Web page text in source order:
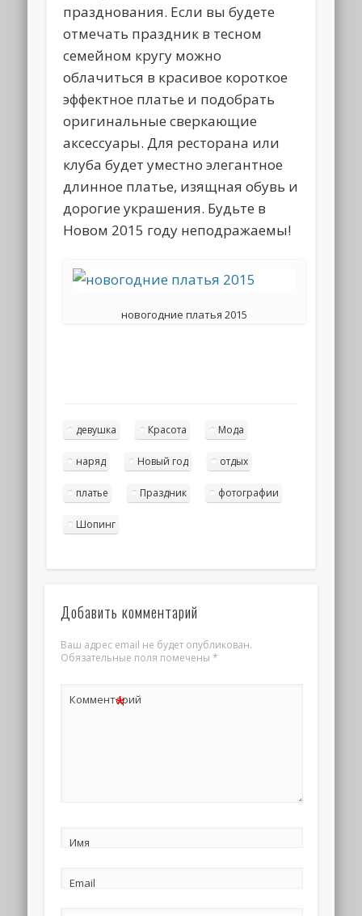
празднования. Если вы будете
отмечать праздник в тесном
семейном кругу можно
облачиться в красивое короткое
эффектное платье и подобрать
оригинальные сверкающие
аксессуары. Для ресторана или
клуба будет уместно элегантное
длинное платье, изящная обувь и
дорогие украшения. Будьте в
Новом 2015 году неподражаемы!
новогодние платья 2015
девушка Красота Мода
наряд Новый год отдых
платье Праздник фотографии
Шопинг
Добавить комментарий
Ваш адрес email не будет опубликован.
Обязательные поля помечены *
Комментарий
*
Имя
Email